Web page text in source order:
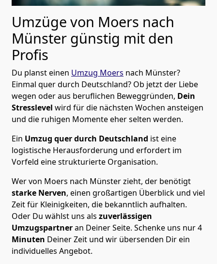
Umzüge von Moers nach
Münster günstig mit den
Profis
Du planst einen Umzug Moers nach Münster?
Einmal quer durch Deutschland? Ob jetzt der Liebe
wegen oder aus beruflichen Beweggründen, Dein
Stresslevel wird für die nächsten Wochen ansteigen
und die ruhigen Momente eher selten werden.
Ein Umzug quer durch Deutschland ist eine
logistische Herausforderung und erfordert im
Vorfeld eine strukturierte Organisation.
Wer von Moers nach Münster zieht, der benötigt
starke Nerven, einen großartigen Überblick und viel
Zeit für Kleinigkeiten, die bekanntlich aufhalten.
Oder Du wählst uns als zuverlässigen
Umzugspartneran Deiner Seite. Schenke uns nur4
Minuten Deiner Zeit und wir übersenden Dir ein
individuelles Angebot.